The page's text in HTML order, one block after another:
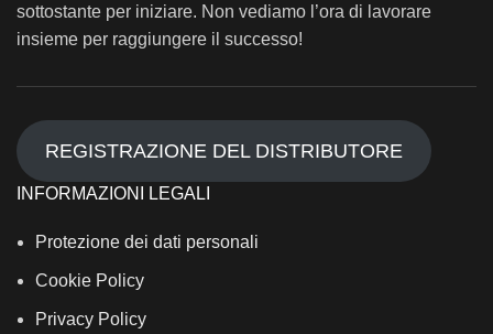
sottostante per iniziare. Non vediamo l’ora di lavorare
insieme per raggiungere il successo!
REGISTRAZIONE DEL DISTRIBUTORE
INFORMAZIONI LEGALI
Protezione dei dati personali
Cookie Policy
Privacy Policy